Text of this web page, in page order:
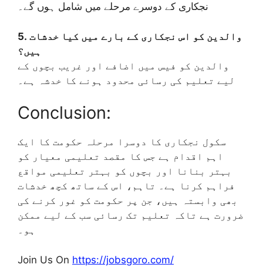
نجکاری کے دوسرے مرحلے میں شامل ہوں گے۔
5. والدین کو اس نجکاری کے بارے میں کیا خدشات
ہیں؟
والدین کو فیس میں اضافے اور غریب بچوں کے
لیے تعلیم کی رسائی محدود ہونے کا خدشہ ہے۔
Conclusion:
سکول نجکاری کا دوسرا مرحلہ حکومت کا ایک
اہم اقدام ہے جس کا مقصد تعلیمی معیار کو
بہتر بنانا اور بچوں کو بہتر تعلیمی مواقع
فراہم کرنا ہے۔ تاہم، اس کے ساتھ کچھ خدشات
بھی وابستہ ہیں، جن پر حکومت کو غور کرنے کی
ضرورت ہے تاکہ تعلیم تک رسائی سب کے لیے ممکن
ہو۔
Join Us On https://jobsgoro.com/